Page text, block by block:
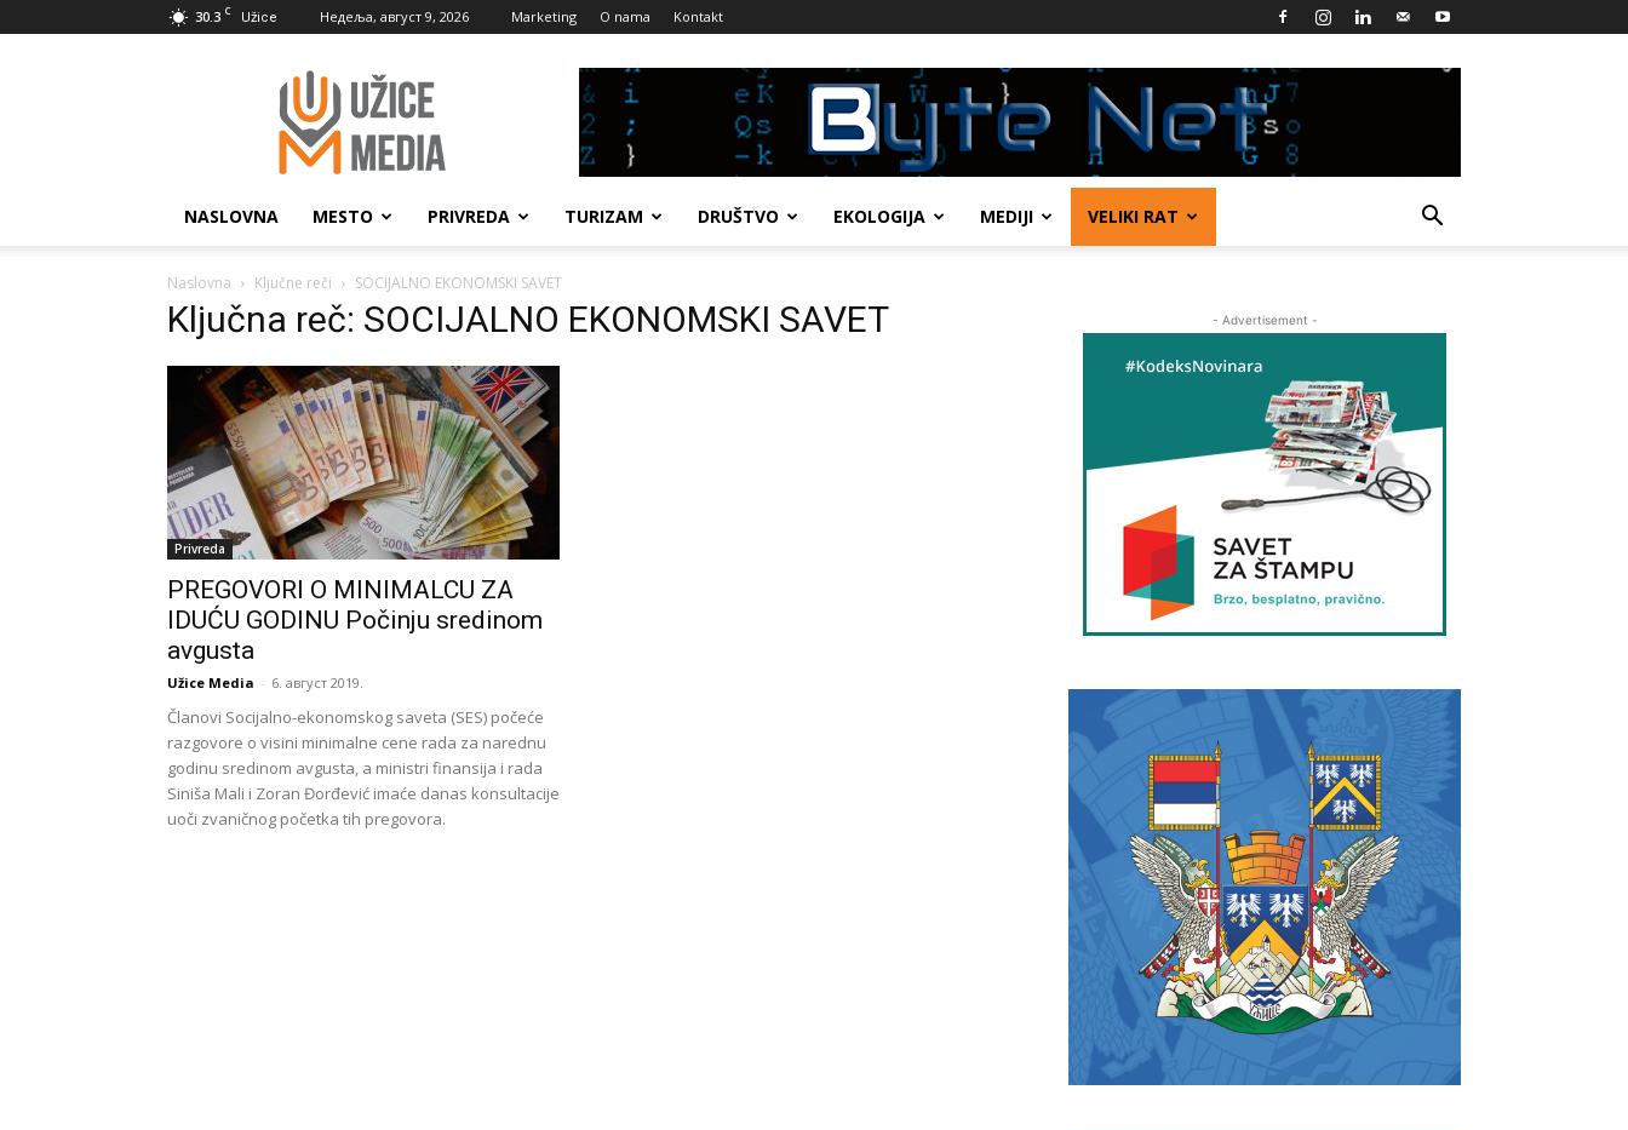
30.3 C Užice Недеља, август 9, 2026 Marketing O nama Kontakt
UžiceMedia
NASLOVNA MESTO PRIVREDA TURIZAM DRUŠTVO EKOLOGIJA MEDIJI VELIKI RAT
Naslovna Ključne reči SOCIJALNO EKONOMSKI SAVET
Ključna reč: SOCIJALNO EKONOMSKI SAVET
Privreda
PREGOVORI O MINIMALCU ZA
IDUĆU GODINU Počinju sredinom
avgusta
Užice Media - 6. август 2019.
Članovi Socijalno-ekonomskog saveta (SES) počeće
razgovore o visini minimalne cene rada za narednu
godinu sredinom avgusta, a ministri finansija i rada
Siniša Mali i Zoran Đorđević imaće danas konsultacije
uoči zvaničnog početka tih pregovora.
- Advertisement -